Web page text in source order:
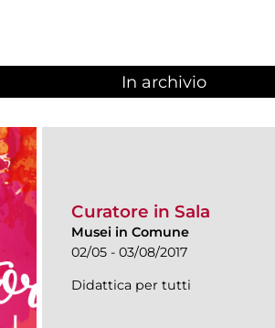
In archivio
Curatore in Sala
Musei in Comune
02/05 - 03/08/2017
Didattica per tutti